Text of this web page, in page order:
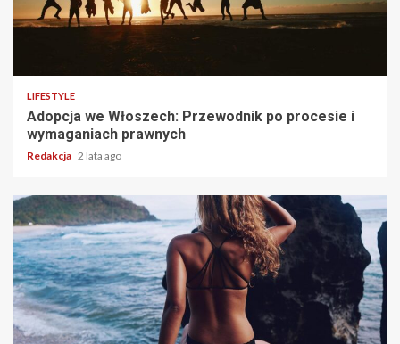
LIFESTYLE
Adopcja we Włoszech: Przewodnik po procesie i
wymaganiach prawnych
Redakcja 2 lata ago
2 min read